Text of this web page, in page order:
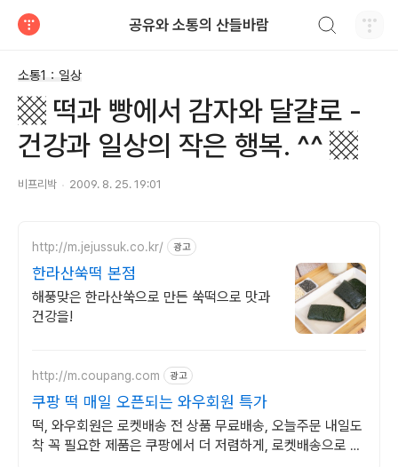
공유와 소통의 산들바람
소통1：일상
▩ 떡과 빵에서 감자와 달걀로 -
건강과 일상의 작은 행복. ^^ ▩
비프리박 2009. 8. 25. 19:01
http://m.jejussuk.co.kr/ 광고
한라산쑥떡 본점
해풍맞은 한라산쑥으로 만든 쑥떡으로 맛과
건강을!
http://m.coupang.com 광고
쿠팡 떡 매일 오픈되는 와우회원 특가
떡, 와우회원은 로켓배송 전 상품 무료배송, 오늘주문 내일도
착 꼭 필요한 제품은 쿠팡에서 더 저렴하게, 로켓배송으로 더